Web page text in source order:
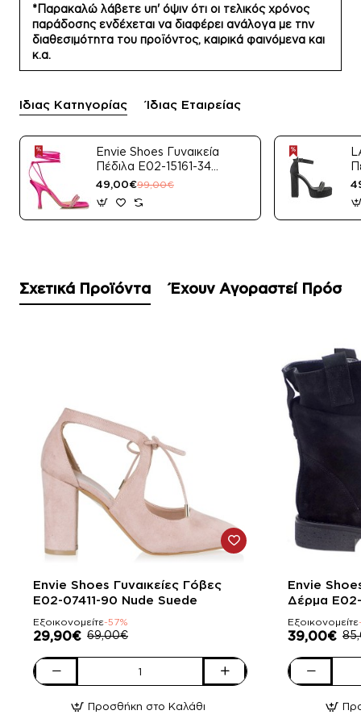
*Παρακαλώ λάβετε υπ' όψιν ότι οι τελικός χρόνος
παράδοσης ενδέχεται να διαφέρει ανάλογα με την
διαθεσιμότητα του προϊόντος, καιρικά φαινόμενα και
κ.α.
Ίδιας Κατηγορίας Ίδιας Εταιρείας
Envie Shoes Γυναικεία
Πέδιλα E02-15161-34
Μαύρο Satin
49,00€99,00€
Σχετικά Προϊόντα Έχουν Αγοραστεί
-57%
Envie Shoes Γυναικείες Γόβες
E02-07411-90 Nude Suede
Εξοικονομείτε-57%
29,90€ 69,00€
Envie
ΓυναικείεςΠροσθήκη στο Καλάθι
-54%
Envie
Δέρμα
Εξοικονομείτε
39,00€
Envie
Γυναικεία